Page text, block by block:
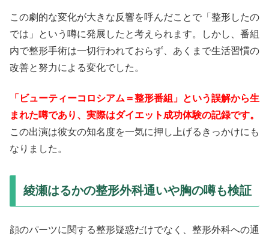
この劇的な変化が大きな反響を呼んだことで「整形したの
では」という噂に発展したと考えられます。しかし、番組
内で整形手術は一切行われておらず、あくまで生活習慣の
改善と努力による変化でした。
「ビューティーコロシアム＝整形番組」という誤解から生
まれた噂であり、実際はダイエット成功体験の記録です。
この出演は彼女の知名度を一気に押し上げるきっかけにも
なりました。
綾瀬はるかの整形外科通いや胸の噂も検証
顔のパーツに関する整形疑惑だけでなく、整形外科への通